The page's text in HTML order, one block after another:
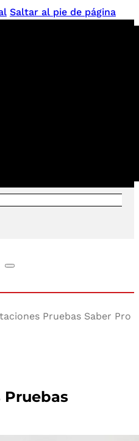
Saltar al pie de página
Pruebas Saber Pro
Pruebas